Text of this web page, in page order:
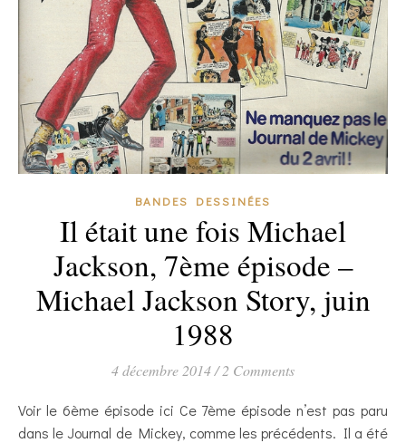
BANDES DESSINÉES
Il était une fois Michael
Jackson, 7ème épisode –
Michael Jackson Story, juin
1988
4 décembre 2014/ 2 Comments
Voir le 6ème épisode ici Ce 7ème épisode n’est pas paru
dans le Journal de Mickey, comme les précédents. Il a été